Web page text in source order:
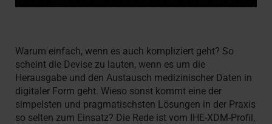
Warum einfach, wenn es auch kompliziert geht? So
scheint die Devise zu lauten, wenn es um die
Herausgabe und den Austausch medizinischer Daten in
digitaler Form geht. Wieso sonst kommt eine der
simpelsten und pragmatischsten Lösungen in der Praxis
so selten zum Einsatz? Die Rede ist vom IHE-XDM-Profil,